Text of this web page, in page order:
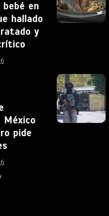
bebé en
hallado
y
México
pide